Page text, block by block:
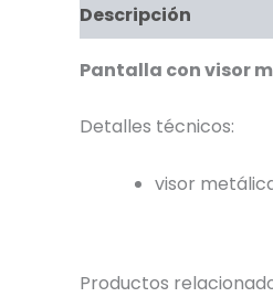
Descripción
Pantalla con visor
Detalles técnicos:
visor
Productos